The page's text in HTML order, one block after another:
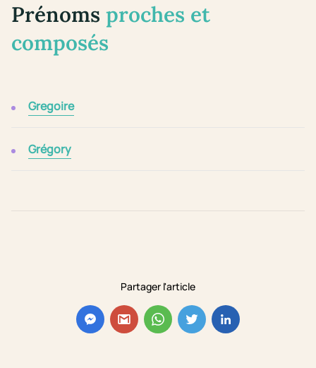
Partager l'article
Prénoms proches et
composés
Gregoire
Grégory